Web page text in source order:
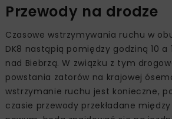
Przewody na drodze
Czasowe wstrzymywania ruchu w
DK8 nastąpią pomiędzy godziną 10 a
nad Biebrzą. W związku z tym
powstania zatorów na krajowej
wstrzymanie ruchu jest konieczne,
czasie przewody przekładane